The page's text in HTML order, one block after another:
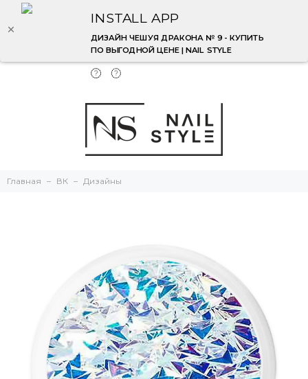
INSTALL APP
ДИЗАЙН ЧЕШУЯ ДРАКОНА № 9 - КУПИТЬ
ПО ВЫГОДНОЙ ЦЕНЕ | NAIL STYLE
Главная ВК Дизайны